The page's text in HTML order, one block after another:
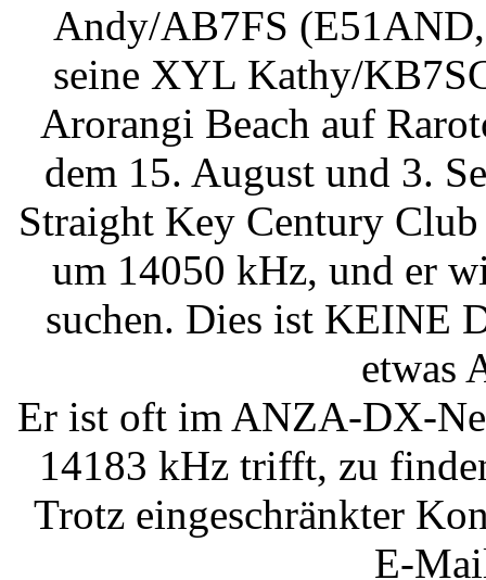
Andy/AB7FS
seine XYL Kathy/
Arorangi Beach auf
dem 15. August und 3.
Straight Key Century
um 14050 kHz, und er
suchen. Dies ist KEINE
etwas
Er ist oft im ANZA-DX-
14183 kHz trifft, zu
Trotz eingeschränkter
E-